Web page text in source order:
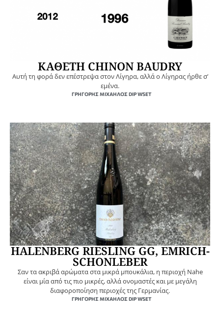
ΚΑΘΕΤΗ CHINON BAUDRY
Αυτή τη φορά δεν επέστρεψα στον Λίγηρα, αλλά ο Λίγηρας ήρθε σ’
εμένα.
ΓΡΗΓΌΡΗΣ ΜΙΧΑΉΛΟΣ DIP WSET
HALENBERG RIESLING GG, EMRICH-
SCHONLEBER
Σαν τα ακριβά αρώματα στα μικρά μπουκάλια, η περιοχή Nahe
είναι μία από τις πιο μικρές, αλλά ονομαστές και με μεγάλη
διαφοροποίηση περιοχές της Γερμανίας.
ΓΡΗΓΌΡΗΣ ΜΙΧΑΉΛΟΣ DIP WSET